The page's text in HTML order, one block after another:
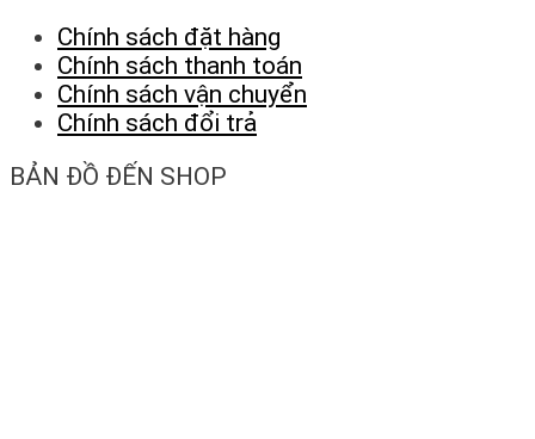
Chính sách đặt hàng
Chính sách thanh toán
Chính sách vận chuyển
Chính sách đổi trả
BẢN ĐỒ ĐẾN SHOP